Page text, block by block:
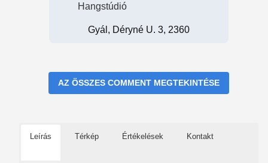
Hangstúdió
Gyál, Déryné U. 3, 2360
AZ ÖSSZES COMMENT MEGTEKINTÉSE
Leírás Térkép Értékelések Kontakt